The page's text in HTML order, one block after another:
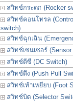
สวิทช์กระดก (Rocker
สวิทช์คอนโทรล (Control
switch)
สวิทช์ฉุกเฉิน
สวิทช์เซนเซอร์
สวิทช์ดีซี (DC Switch)
สวิทช์ดึง (Push Pull
สวิทช์เท้าเหยียบ (Foot
สวิทช์บิด (Selector